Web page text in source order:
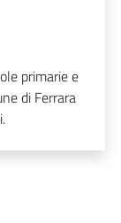
primarie e
di Ferrara